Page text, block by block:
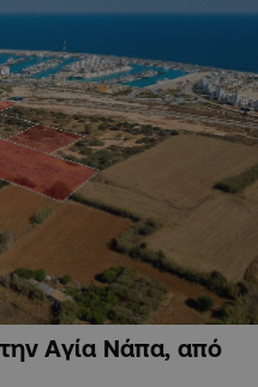
Αγία Νάπα, από